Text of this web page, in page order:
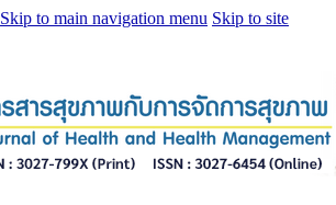
Skip to main navigation menu Skip to site